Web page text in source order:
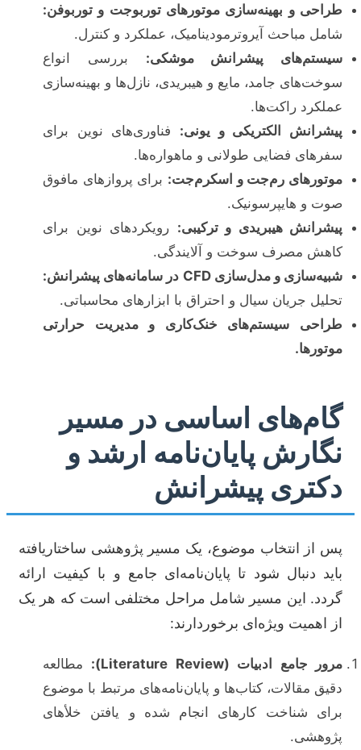
طراحی و بهینه‌سازی موتورهای توربوجت و توربوفن:
شامل مباحث آیروترمودینامیک، عملکرد و کنترل.
سیستم‌های پیشرانش موشکی: بررسی انواع
سوخت‌های جامد، مایع و هیبریدی، نازل‌ها و بهینه‌سازی
عملکرد راکت‌ها.
پیشرانش الکتریکی و یونی: فناوری‌های نوین برای
سفرهای فضایی طولانی و ماهواره‌ها.
موتورهای رم‌جت و اسکرم‌جت: برای پروازهای مافوق
صوت و هایپرسونیک.
پیشرانش هیبریدی و ترکیبی: رویکردهای نوین برای
کاهش مصرف سوخت و آلایندگی.
شبیه‌سازی و مدل‌سازی CFD در سامانه‌های پیشرانش:
تحلیل جریان سیال و احتراق با ابزارهای محاسباتی.
طراحی سیستم‌های خنک‌کاری و مدیریت حرارتی
موتورها.
گام‌های اساسی در مسیر
نگارش پایان‌نامه ارشد و
دکتری پیشرانش
پس از انتخاب موضوع، یک مسیر پژوهشی ساختاریافته
باید دنبال شود تا پایان‌نامه‌ای جامع و با کیفیت ارائه
گردد. این مسیر شامل مراحل مختلفی است که هر یک
از اهمیت ویژه‌ای برخوردارند:
مرور جامع ادبیات (Literature Review):
مطالعه
دقیق مقالات، کتاب‌ها و پایان‌نامه‌های مرتبط با موضوع
برای شناخت کارهای انجام شده و یافتن خلأهای
پژوهشی.